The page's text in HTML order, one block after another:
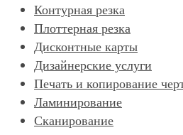
Контурная резка
Плоттерная резка
Дисконтные карты
Дизайнерские услуги
Печать и копирование
Ламинирование
Сканирование